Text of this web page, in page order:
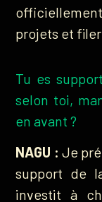
projets et
Tu es
selon toi,
en avant ?
NAGU : Je
support de
investit à